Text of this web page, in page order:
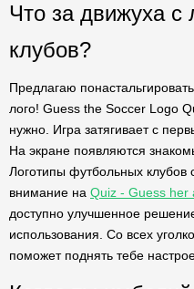
Что за движуха с
клубов?
Предлагаю
лого! Guess the Soccer Logo
нужно. Игра затягивает с
На экране появляются
Логотипы футбольных клубов
внимание на Quiz - Guess
доступно улучшенное
использования. Со всех
поможет поднять тебе